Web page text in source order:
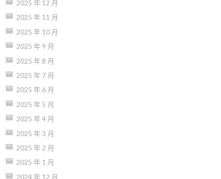
2025 年 12 月
2025 年 11 月
2025 年 10 月
2025 年 9 月
2025 年 8 月
2025 年 7 月
2025 年 6 月
2025 年 5 月
2025 年 4 月
2025 年 3 月
2025 年 2 月
2025 年 1 月
2024 年 12 月